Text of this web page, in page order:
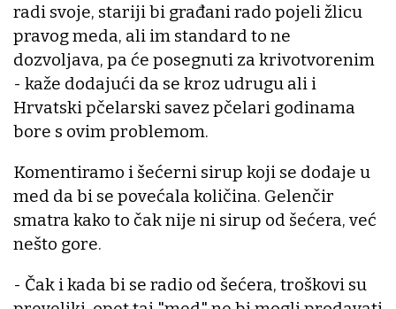
radi svoje, stariji bi građani rado pojeli žlicu
pravog meda, ali im standard to ne
dozvoljava, pa će posegnuti za krivotvorenim
- kaže dodajući da se kroz udrugu ali i
Hrvatski pčelarski savez pčelari godinama
bore s ovim problemom.
Komentiramo i šećerni sirup koji se dodaje u
med da bi se povećala količina. Gelenčir
smatra kako to čak nije ni sirup od šećera, već
nešto gore.
- Čak i kada bi se radio od šećera, troškovi su